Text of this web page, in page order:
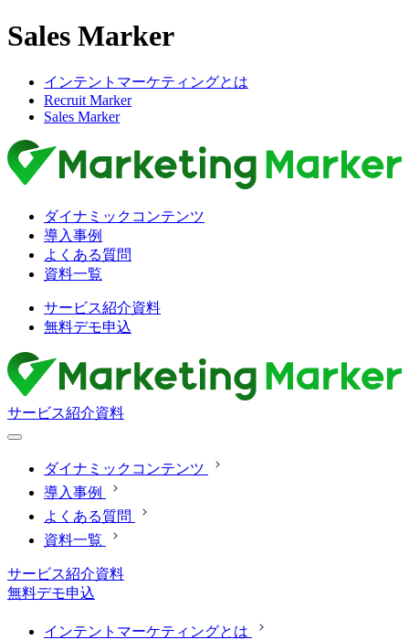
Sales Marker
インテントマーケティングとは
Recruit Marker
Sales Marker
ダイナミックコンテンツ
導入事例
よくある質問
資料一覧
サービス紹介資料
無料デモ申込
サービス紹介資料
ダイナミックコンテンツ
導入事例
よくある質問
資料一覧
サービス紹介資料
無料デモ申込
インテントマーケティングとは